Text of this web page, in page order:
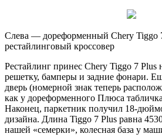
Слева — дореформенный Chery Tiggo
рестайлинговый кроссовер
Рестайлинг принес Chery Tiggo 7
решетку, бамперы и задние фонари.
дверь (номерной знак теперь
как у дореформенного Плюса
Наконец, паркетник получил 18-
дизайна. Длина Tiggo 7 Plus равна
нашей «семерки», колесная база у